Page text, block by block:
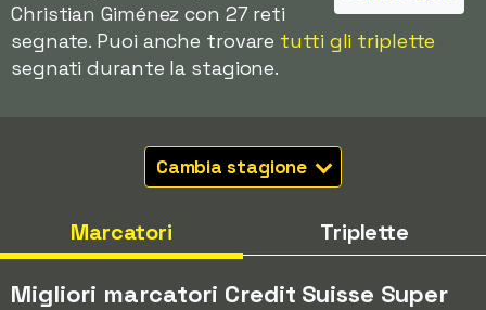
Christian Giménez con 27 reti
segnate. Puoi anche trovare tutti gli triplette
segnati durante la stagione.
Cambia stagione
Marcatori Triplette
Migliori marcatori Credit Suisse Super